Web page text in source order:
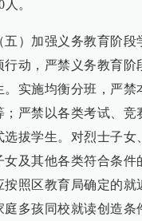
人。
五）加强义务教育阶
行动，严禁义务教育阶
。实施均衡分班，严禁
；严禁以各类考试、
选拔学生。对烈士子女
女及其他各类符合条件
按照区教育局确定的
庭多孩同校就读创造